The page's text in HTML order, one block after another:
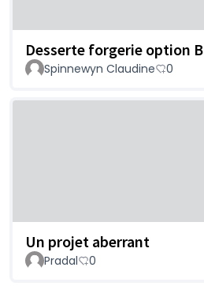
Desserte forgerie option B
Spinnewyn Claudine 0
Un projet aberrant
Pradal 0